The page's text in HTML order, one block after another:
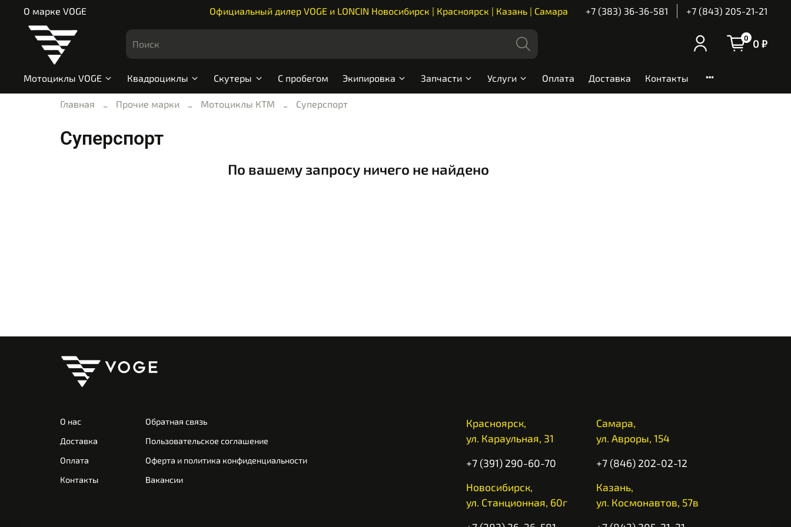
О марке VOGE Официальный дилер VOGE и LONCIN Новосибирск | Красноярск | Казань | Самара +7 (383) 36-36-581 +7 (843) 205-21-21
0 0 ₽
Мотоциклы VOGE Квадроциклы Скутеры С пробегом Экипировка Запчасти Услуги Оплата Доставка Контакты
Главная Прочие марки Мотоциклы КТМ Суперспорт
Суперспорт
По вашему запросу ничего не найдено
О нас
Доставка
Оплата
Контакты
Обратная связь
Пользовательское соглашение
Оферта и политика конфиденциальности
Вакансии
Красноярск,
ул. Караульная, 31
+7 (391) 290-60-70
Самара,
ул. Авроры, 154
+7 (846) 202-02-12
Новосибирск,
ул. Станционная, 60г
Казань,
ул. Космонавтов, 57в